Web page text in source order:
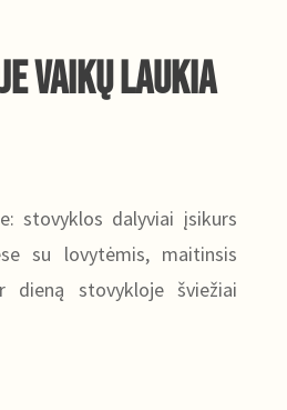
vaikų laukia
stovyklos dalyviai įsikurs
su lovytėmis, maitinsis
dieną stovykloje šviežiai